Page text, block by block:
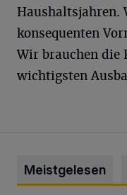
Haushaltsjahren.
konsequenten
Wir brauchen die
wichtigsten
Meistgelesen